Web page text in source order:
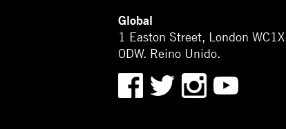
Global
1 Easton Street, London WC1X
0DW. Reino Unido.